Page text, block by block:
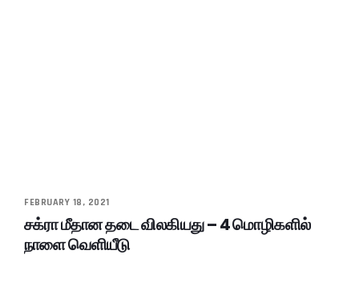
FEBRUARY 18, 2021
சக்ரா மீதான தடை விலகியது – 4 மொழிகளில்
நாளை வெளியீடு